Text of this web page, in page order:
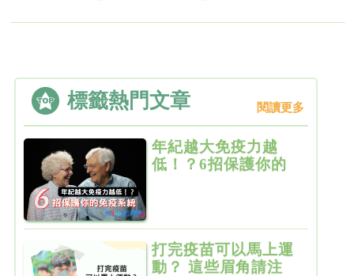
標籤熱門文章 閱讀更多
年紀越大免疫力越
低！？6招保護你的
打完疫苗可以馬上運
動？ 這些眉角請注